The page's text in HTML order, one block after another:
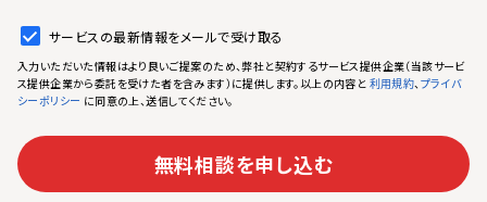
サービスの最新情報をメールで受け取る
入力いただいた情報はより良いご提案のため、弊社と契約するサービス提供企業（当該サービ
ス提供企業から委託を受けた者を含みます）に提供します。以上の内容と 利用規約、プライバ
シーポリシー に同意の上、送信してください。
無料相談を申し込む